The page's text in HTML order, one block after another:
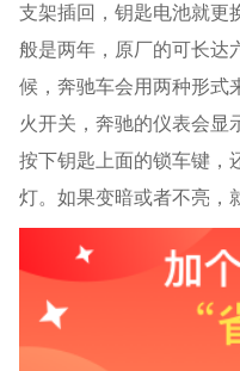
支架插回，钥匙电池就更
般是两年，原厂的可长达
候，奔驰车会用两种形式
火开关，奔驰的仪表会显
按下钥匙上面的锁车键，
灯。如果变暗或者不亮，